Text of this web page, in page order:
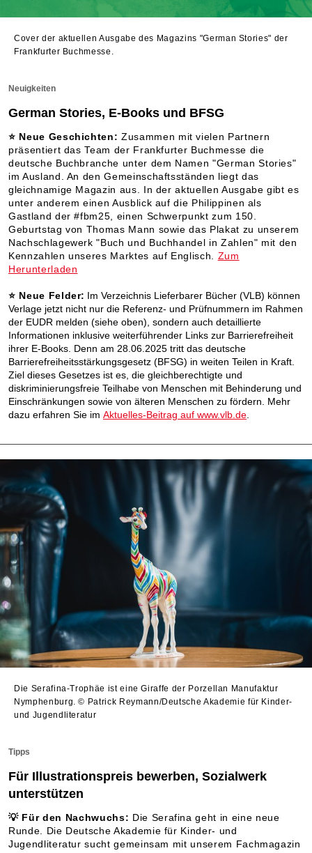
Cover der aktuellen Ausgabe des Magazins "German Stories" der
Frankfurter Buchmesse.
Neuigkeiten
German Stories, E-Books und BFSG
⭐ Neue Geschichten: Zusammen mit vielen Partnern
präsentiert das Team der Frankfurter Buchmesse die
deutsche Buchbranche unter dem Namen "German Stories"
im Ausland. An den Gemeinschaftsständen liegt das
gleichnamige Magazin aus. In der aktuellen Ausgabe gibt es
unter anderem einen Ausblick auf die Philippinen als
Gastland der #fbm25, einen Schwerpunkt zum 150.
Geburtstag von Thomas Mann sowie das Plakat zu unserem
Nachschlagewerk "Buch und Buchhandel in Zahlen" mit den
Kennzahlen unseres Marktes auf Englisch. Zum
Herunterladen
⭐ Neue Felder: Im Verzeichnis Lieferbarer Bücher (VLB) können
Verlage jetzt nicht nur die Referenz- und Prüfnummern im Rahmen
der EUDR melden (siehe oben), sondern auch detaillierte
Informationen inklusive weiterführender Links zur Barrierefreiheit
ihrer E-Books. Denn am 28.06.2025 tritt das deutsche
Barrierefreiheitsstärkungsgesetz (BFSG) in weiten Teilen in Kraft.
Ziel dieses Gesetzes ist es, die gleichberechtigte und
diskriminierungsfreie Teilhabe von Menschen mit Behinderung und
Einschränkungen sowie von älteren Menschen zu fördern. Mehr
dazu erfahren Sie im Aktuelles-Beitrag auf www.vlb.de
Die Serafina-Trophäe ist eine Giraffe der Porzellan Manufaktur
Nymphenburg.© Patrick Reymann/Deutsche Akademie für Kinder-
und Jugendliteratur
Tipps
Für Illustrationspreis bewerben, Sozialwerk
unterstützen
💡 Für den Nachwuchs: Die Serafina geht in eine neue
Runde. Die Deutsche Akademie für Kinder- und
Jugendliteratur sucht gemeinsam mit unserem Fachmagazin